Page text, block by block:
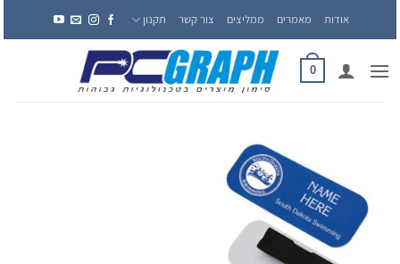
אודות מאמרים ממליצים צור קשר תקנון
0